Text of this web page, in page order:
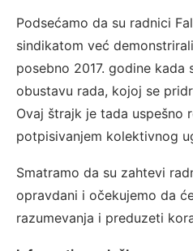
Podsećamo da su radnici
sindikatom već
posebno 2017. godine
obustavu rada, kojoj se
Ovaj štrajk je tada uspešno
potpisivanjem kolektivnog
Smatramo da su zahtevi
opravdani i očekujemo da
razumevanja i preduzeti